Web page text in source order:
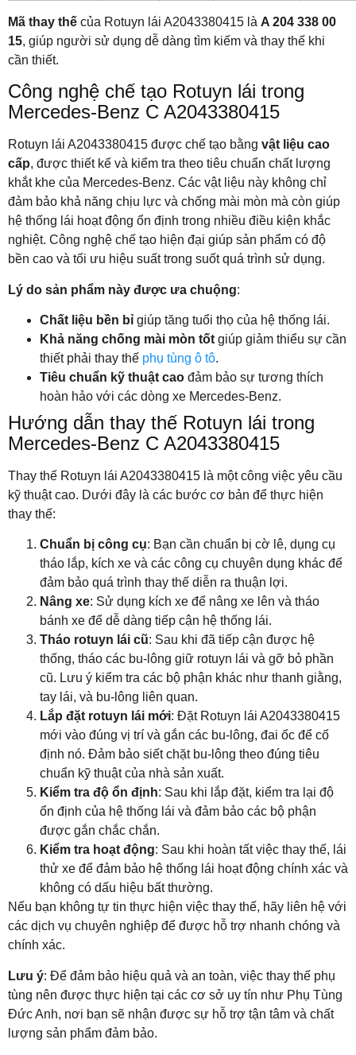
Mã thay thế của Rotuyn lái A2043380415 là A 204 338 00
15, giúp người sử dụng dễ dàng tìm kiếm và thay thế khi
cần thiết.
Công nghệ chế tạo Rotuyn lái trong
Mercedes-Benz C A2043380415
Rotuyn lái A2043380415 được chế tạo bằng vật liệu cao
cấp, được thiết kế và kiểm tra theo tiêu chuẩn chất lượng
khắt khe của Mercedes-Benz. Các vật liệu này không chỉ
đảm bảo khả năng chịu lực và chống mài mòn mà còn giúp
hệ thống lái hoạt động ổn định trong nhiều điều kiện khắc
nghiệt. Công nghệ chế tạo hiện đại giúp sản phẩm có độ
bền cao và tối ưu hiệu suất trong suốt quá trình sử dụng.
Lý do sản phẩm này được ưa chuộng:
Chất liệu bền bỉ giúp tăng tuổi thọ của hệ thống lái.
Khả năng chống mài mòn tốt giúp giảm thiểu sự cần
thiết phải thay thế phụ tùng ô tô.
Tiêu chuẩn kỹ thuật cao đảm bảo sự tương thích
hoàn hảo với các dòng xe Mercedes-Benz.
Hướng dẫn thay thế Rotuyn lái trong
Mercedes-Benz C A2043380415
Thay thế Rotuyn lái A2043380415 là một công việc yêu cầu
kỹ thuật cao. Dưới đây là các bước cơ bản để thực hiện
thay thế:
Chuẩn bị công cụ: Bạn cần chuẩn bị cờ lê, dụng cụ
tháo lắp, kích xe và các công cụ chuyên dụng khác để
đảm bảo quá trình thay thế diễn ra thuận lợi.
Nâng xe: Sử dụng kích xe để nâng xe lên và tháo
bánh xe để dễ dàng tiếp cận hệ thống lái.
Tháo rotuyn lái cũ: Sau khi đã tiếp cận được hệ
thống, tháo các bu-lông giữ rotuyn lái và gỡ bỏ phần
cũ. Lưu ý kiểm tra các bộ phận khác như thanh giằng,
tay lái, và bu-lông liên quan.
Lắp đặt rotuyn lái mới: Đặt Rotuyn lái A2043380415
mới vào đúng vị trí và gắn các bu-lông, đai ốc để cố
định nó. Đảm bảo siết chặt bu-lông theo đúng tiêu
chuẩn kỹ thuật của nhà sản xuất.
Kiểm tra độ ổn định: Sau khi lắp đặt, kiểm tra lại độ
ổn định của hệ thống lái và đảm bảo các bộ phận
được gắn chắc chắn.
Kiểm tra hoạt động: Sau khi hoàn tất việc thay thế, lái
thử xe để đảm bảo hệ thống lái hoạt động chính xác và
không có dấu hiệu bất thường.
Nếu bạn không tự tin thực hiện việc thay thế, hãy liên hệ với
các dịch vụ chuyên nghiệp để được hỗ trợ nhanh chóng và
chính xác.
Lưu ý: Để đảm bảo hiệu quả và an toàn, việc thay thế phụ
tùng nên được thực hiện tại các cơ sở uy tín như Phụ Tùng
Đức Anh, nơi bạn sẽ nhận được sự hỗ trợ tận tâm và chất
lượng sản phẩm đảm bảo.